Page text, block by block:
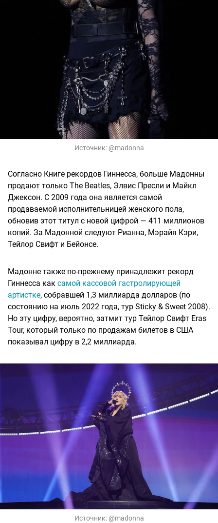
Источник: @madonna
Согласно Книге рекордов Гиннесса, больше Мадонны
продают только The Beatles, Элвис Пресли и Майкл
Джексон. С 2009 года она является самой
продаваемой исполнительницей женского пола,
обновив этот титул с новой цифрой — 411 миллионов
копий. За Мадонной следуют Рианна, Мэрайя Кэри,
Тейлор Свифт и Бейонсе.
Мадонне также по-прежнему принадлежит рекорд
Гиннесса как самой кассовой гастролирующей
артистке, собравшей 1,3 миллиарда долларов (по
состоянию на июль 2022 года, тур Sticky & Sweet 2008).
Но эту цифру, вероятно, затмит тур Тейлор Свифт Eras
Tour, который только по продажам билетов в США
показывал цифру в 2,2 миллиарда.
Источник: @madonna